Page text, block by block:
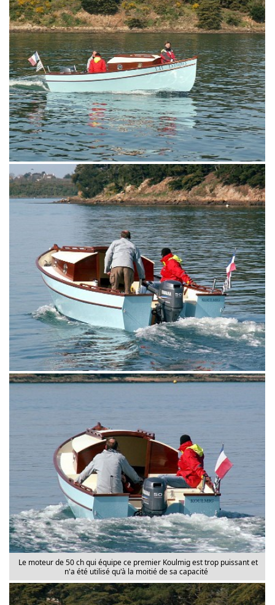
Le moteur de 50 ch qui équipe ce premier Koulmig est trop puissant et
n'a été utilisé qu'à la moitié de sa capacité